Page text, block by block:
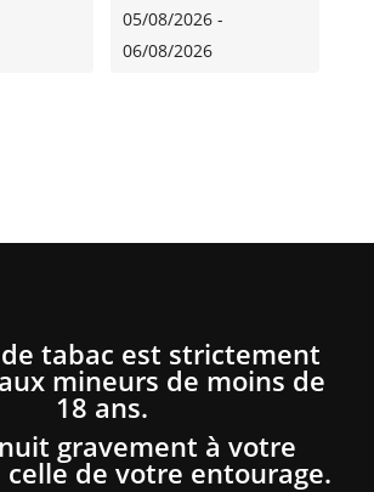
05/08/2026 -
06/08/2026
tabac est strictement
mineurs de moins de
18 ans.
gravement à votre
de votre entourage.